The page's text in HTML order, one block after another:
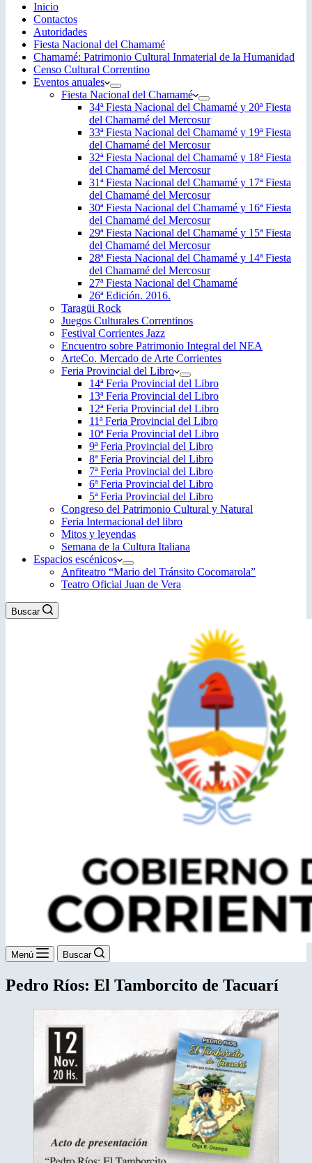
Inicio
Contactos
Autoridades
Fiesta Nacional del Chamamé
Chamamé: Patrimonio Cultural Inmaterial de la Humanidad
Censo Cultural Correntino
Eventos anuales
Fiesta Nacional del Chamamé
34ª Fiesta Nacional del Chamamé y 20ª Fiesta
del Chamamé del Mercosur
33ª Fiesta Nacional del Chamamé y 19ª Fiesta
del Chamamé del Mercosur
32ª Fiesta Nacional del Chamamé y 18ª Fiesta
del Chamamé del Mercosur
31ª Fiesta Nacional del Chamamé y 17ª Fiesta
del Chamamé del Mercosur
30ª Fiesta Nacional del Chamamé y 16ª Fiesta
del Chamamé del Mercosur
29ª Fiesta Nacional del Chamamé y 15ª Fiesta
del Chamamé del Mercosur
28ª Fiesta Nacional del Chamamé y 14ª Fiesta
del Chamamé del Mercosur
27ª Fiesta Nacional del Chamamé
26ª Edición. 2016.
Taragüi Rock
Juegos Culturales Correntinos
Festival Corrientes Jazz
Encuentro sobre Patrimonio Integral del NEA
ArteCo. Mercado de Arte Corrientes
Feria Provincial del Libro
14ª Feria Provincial del Libro
13ª Feria Provincial del Libro
12ª Feria Provincial del Libro
11ª Feria Provincial del Libro
10ª Feria Provincial del Libro
9ª Feria Provincial del Libro
8ª Feria Provincial del Libro
7ª Feria Provincial del Libro
6ª Feria Provincial del Libro
5ª Feria Provincial del Libro
Congreso del Patrimonio Cultural y Natural
Feria Internacional del libro
Mitos y leyendas
Semana de la Cultura Italiana
Espacios escénicos
Anfiteatro “Mario del Tránsito Cocomarola”
Teatro Oficial Juan de Vera
Buscar
Menú Buscar
Pedro Ríos: El Tamborcito de Tacuarí